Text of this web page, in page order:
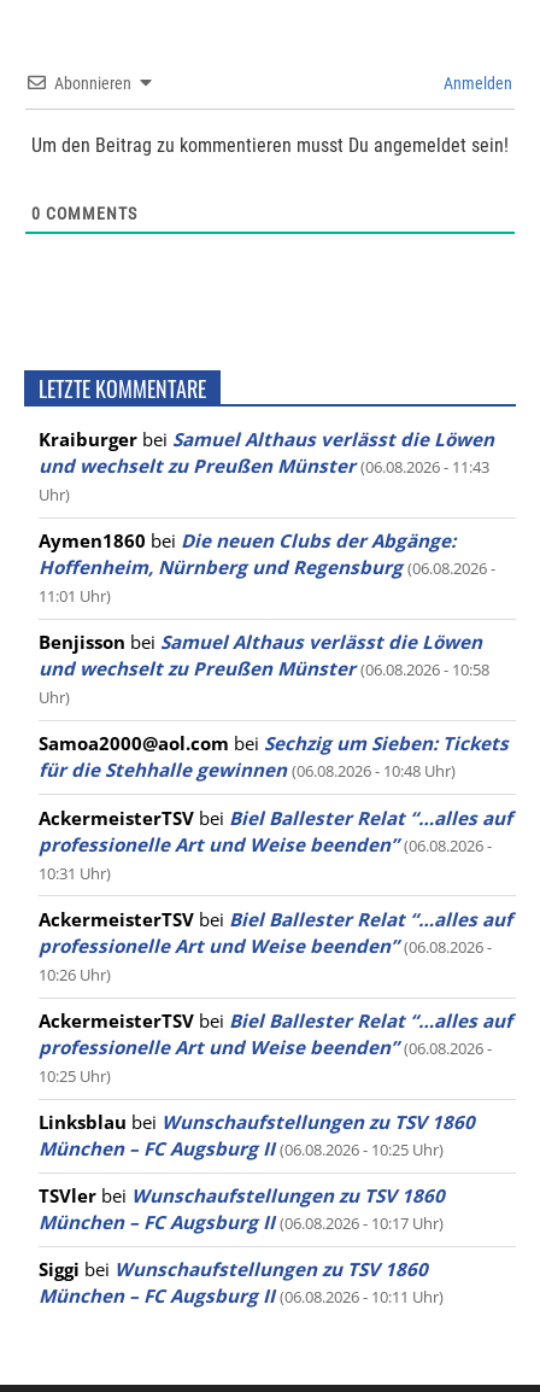
Abonnieren Anmelden
Um den Beitrag zu kommentieren musst Du angemeldet sein!
0 COMMENTS
LETZTE KOMMENTARE
Kraiburger bei Samuel Althaus verlässt die Löwen
und wechselt zu Preußen Münster (06.08.2026 - 11:43
Uhr)
Aymen1860 bei Die neuen Clubs der Abgänge:
Hoffenheim, Nürnberg und Regensburg (06.08.2026 -
11:01 Uhr)
Benjisson bei Samuel Althaus verlässt die Löwen
und wechselt zu Preußen Münster (06.08.2026 - 10:58
Uhr)
Samoa2000@aol.com bei Sechzig um Sieben: Tickets
für die Stehhalle gewinnen (06.08.2026 - 10:48 Uhr)
AckermeisterTSV bei Biel Ballester Relat “…alles auf
professionelle Art und Weise beenden” (06.08.2026 -
10:31 Uhr)
AckermeisterTSV bei Biel Ballester Relat “…alles auf
professionelle Art und Weise beenden” (06.08.2026 -
10:26 Uhr)
AckermeisterTSV bei Biel Ballester Relat “…alles auf
professionelle Art und Weise beenden” (06.08.2026 -
10:25 Uhr)
Linksblau bei Wunschaufstellungen zu TSV 1860
München – FC Augsburg II (06.08.2026 - 10:25 Uhr)
TSVler bei Wunschaufstellungen zu TSV 1860
München – FC Augsburg II (06.08.2026 - 10:17 Uhr)
Siggi bei Wunschaufstellungen zu TSV 1860
München – FC Augsburg II (06.08.2026 - 10:11 Uhr)